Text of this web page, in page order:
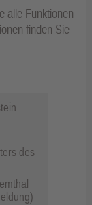
alle Funktionen
finden Sie
des